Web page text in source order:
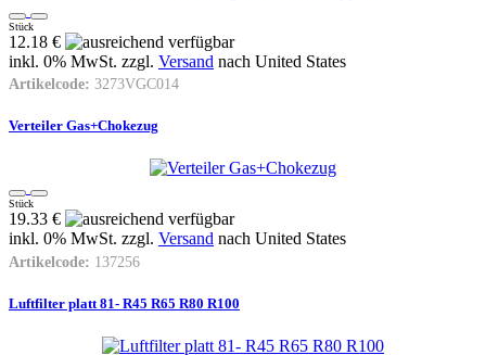
Stück
12.18 €
inkl. 0% MwSt. zzgl. Versand nach United States
Artikelcode: 3273VGC014
Verteiler Gas+Chokezug
Stück
19.33 €
inkl. 0% MwSt. zzgl. Versand nach United States
Artikelcode: 137256
Luftfilter platt 81- R45 R65 R80 R100